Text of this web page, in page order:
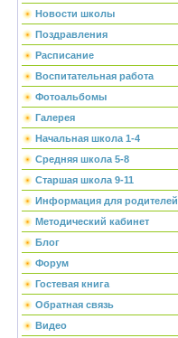
Новости школы
Поздравления
Расписание
Воспитательная работа
Фотоальбомы
Галерея
Начальная школа 1-4
Средняя школа 5-8
Старшая школа 9-11
Информация для родителей
Методический кабинет
Блог
Форум
Гостевая книга
Обратная связь
Видео